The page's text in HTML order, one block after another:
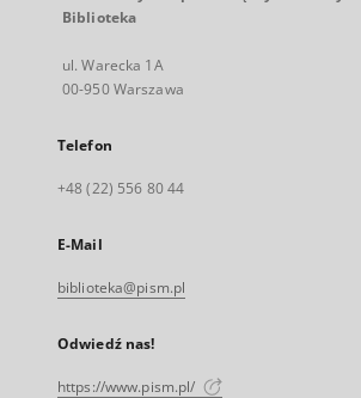
Biblioteka
ul. Warecka 1A
00-950 Warszawa
Telefon
+48 (22) 556 80 44
E-Mail
biblioteka@pism.pl
Odwiedź nas!
https://www.pism.pl/